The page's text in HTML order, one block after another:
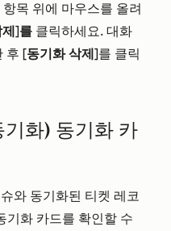
목 위에 마우스를 올려
]를 클릭하세요. 대화
후 [동기화 삭제 ]를 클릭
기화) 동기화 카
와 동기화된 티켓 레코
기화 카드를 확인할 수